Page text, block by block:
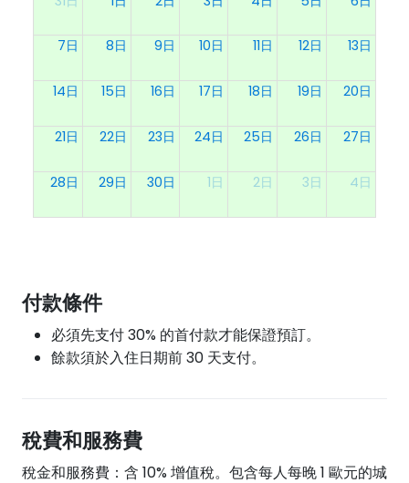
7日 8日 9日 10日 11日 12日 13日
14日 15日 16日 17日 18日 19日 20日
21日 22日 23日 24日 25日 26日 27日
28日 29日 30日 1日 2日 3日 4日
付款條件
必須先支付 30% 的首付款才能保證預訂。
餘款須於入住日期前 30 天支付。
稅費和服務費
稅金和服務費：含 10% 增值稅。包含每人每晚 1 歐元的城